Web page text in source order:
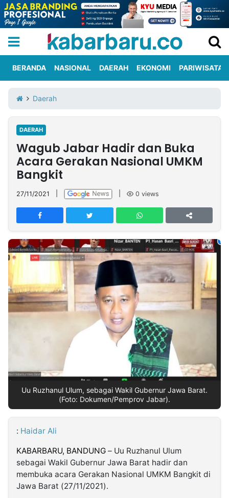
Iklan
Berita
Kami
Nasional
International
Olahraga
Entertainment
Daerah
Pariwisata
Kuliner
Kolom
Network
PT
TREETAN
INDONESIA
Partner
Insight
NTB
Suara
Time
Lens
IDN
Daily
Jogja
Jalan
Rakyat
Idealita
News
Kita
Notice
Radar
Baru
Seedbacklink
Kabarbaru.co
BERANDA NASIONAL DAERAH EKONOMI PARIWISATA
Daerah
DAERAH
Wagub Jabar Hadir dan Buka
Acara Gerakan Nasional UMKM
Bangkit
27/11/2021 0 views
Uu Ruzhanul Ulum, sebagai Wakil Gubernur Jawa Barat.
(Foto: Dokumen/Pemprov Jabar).
: Haidar Ali
KABARBARU, BANDUNG – Uu Ruzhanul Ulum
sebagai Wakil Gubernur Jawa Barat hadir dan
membuka acara Gerakan Nasional UMKM Bangkit di
Jawa Barat (27/11/2021).